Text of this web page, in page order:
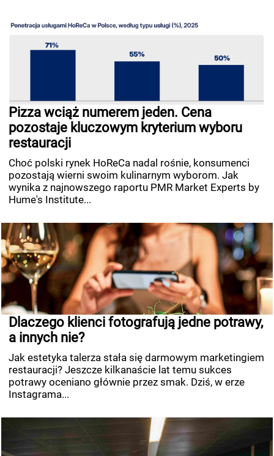
Pizza wciąż numerem jeden. Cena
pozostaje kluczowym kryterium wyboru
restauracji
Choć polski rynek HoReCa nadal rośnie, konsumenci
pozostają wierni swoim kulinarnym wyborom. Jak
wynika z najnowszego raportu PMR Market Experts by
Hume's Institute...
Dlaczego klienci fotografują jedne potrawy,
a innych nie?
Jak estetyka talerza stała się darmowym marketingiem
restauracji? Jeszcze kilkanaście lat temu sukces
potrawy oceniano głównie przez smak. Dziś, w erze
Instagrama...